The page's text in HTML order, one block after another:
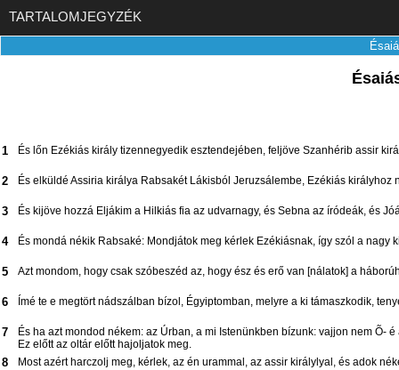
TARTALOMJEGYZÉK
1 És lőn Ezékiás király tizennegyedik esztendejében, feljöve Szanhérib assir
2 És elküldé Assiria királya Rabsakét Lákisból Jeruzsálembe, Ezékiás
3 És kijöve hozzá Eljákim a Hilkiás fia az udvarnagy, és Sebna az íródeák, és
4 És mondá nékik Rabsaké: Mondjátok meg kérlek Ezékiásnak, így szól a
5 Azt mondom, hogy csak szóbeszéd az, hogy ész és erő van [nálatok] a
6 Ímé te e megtört nádszálban bízol, Égyiptomban, melyre a ki támaszkodik,
7
És ha azt mondod nékem: az Úrban, a mi Istenünkben bízunk: vajjon nem Õ-
Ez előtt az oltár előtt hajoljatok meg.
8 Most azért harczolj meg, kérlek, az én urammal, az assir királylyal, és adok